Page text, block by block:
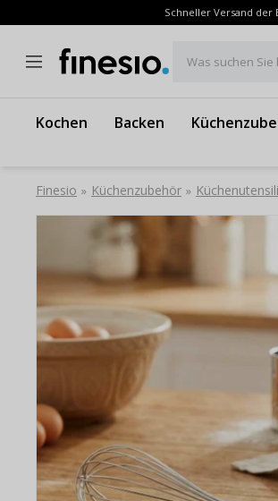
Schneller Versand der
Was suchen Sie
Kochen Backen
Finesio » Küchenzubehör »